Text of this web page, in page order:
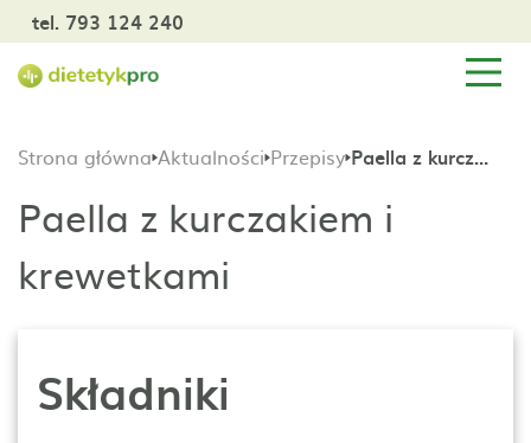
tel. 793 124 240
Strona główna Aktualności Przepisy Paella z kurczakiem i krewetkami
Paella z kurczakiem i
krewetkami
Składniki